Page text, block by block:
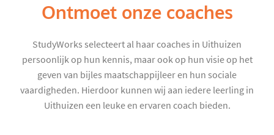
Ontmoet onze coaches
StudyWorks selecteert al haar coaches in Uithuizen
persoonlijk op hun kennis, maar ook op hun visie op het
geven van bijles maatschappijleer en hun sociale
vaardigheden. Hierdoor kunnen wij aan iedere leerling in
Uithuizen een leuke en ervaren coach bieden.